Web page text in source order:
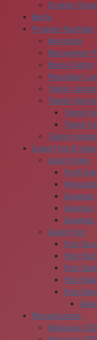
Struktur
Berita
Program Keahlian
Akuntansi
Manajemen
Bisnis Digital
Perangkat
Teknik
Teknik
Teknik
Teknik
Teknik
Galeri Foto &
Galeri Video
Profil
Generasi
Generasi
Generasi
Galeri Foto
Foto Guru
Foto
Foto
Foto
Foto
Pengumuman
Kelulusan